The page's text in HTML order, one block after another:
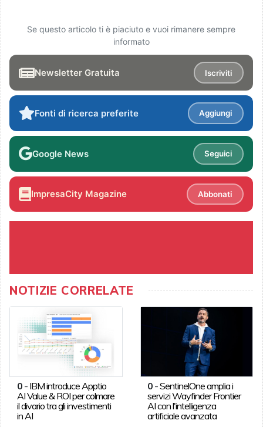
Se questo articolo ti è piaciuto e vuoi rimanere sempre
informato
Newsletter Gratuita Iscriviti
Fonti di ricerca preferite Aggiungi
Google News Seguici
ImpresaCity Magazine Abbonati
NOTIZIE CORRELATE
0- IBM introduce Apptio
AI Value & ROI per colmare
il divario tra gli investimenti
in AI
0 -SentinelOne amplia i
servizi Wayfinder Frontier
AI con l'intelligenza
artificiale avanzata